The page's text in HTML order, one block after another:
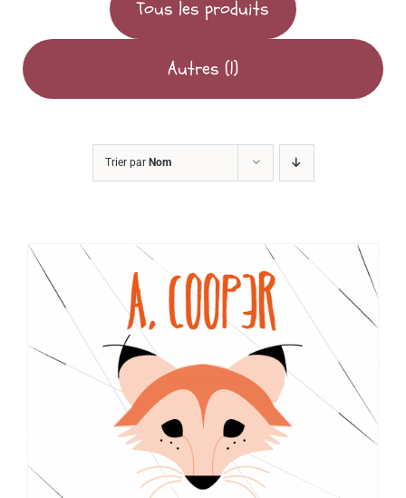
Tous les produits
Autres (1)
Trier par Nom